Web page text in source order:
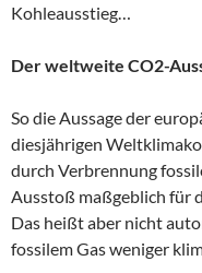
Kohleausstieg…
Der weltweite CO2-
So die Aussage der
diesjährigen
durch Verbrennung
Ausstoß maßgeblich für
Das heißt aber nicht
fossilem Gas weniger